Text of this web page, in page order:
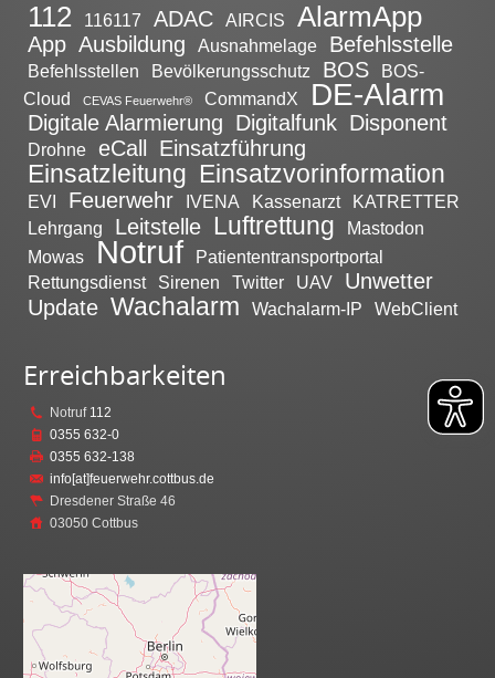
112 116117 ADAC AIRCIS AlarmApp
App Ausbildung Ausnahmelage Befehlsstelle
Befehlsstellen Bevölkerungsschutz BOS
BOS-
Cloud
CEVAS Feuerwehr® CommandX DE-Alarm
Digitale Alarmierung Digitalfunk Disponent
Drohne eCall Einsatzführung
Einsatzleitung Einsatzvorinformation
EVI Feuerwehr IVENA Kassenarzt
KATRETTER
Lehrgang
Leitstelle Luftrettung
Mastodon
Mowas
Notruf
Patiententransportportal
Rettungsdienst
Sirenen Twitter UAV
Unwetter
Update Wachalarm Wachalarm-IP WebClient
Erreichbarkeiten
Notruf 112
0355 632-0
0355 632-138
info[at]feuerwehr.cottbus.de
Dresdener Straße 46
03050 Cottbus